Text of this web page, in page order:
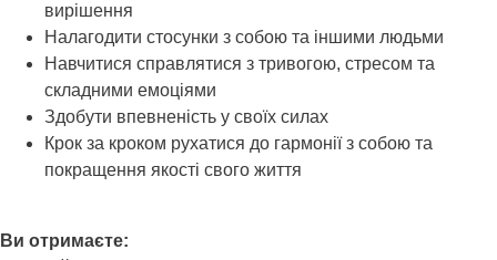
вирішення
Налагодити стосунки з собою та іншими людьми
Навчитися справлятися з тривогою, стресом та
складними емоціями
Здобути впевненість у своїх силах
Крок за кроком рухатися до гармонії з собою та
покращення якості свого життя
Ви отримаєте: